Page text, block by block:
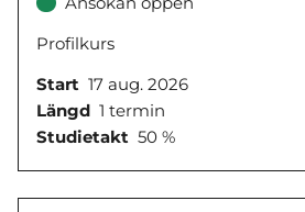
Profilkurs
Start 17 aug. 2026
Längd 1 termin
Studietakt 50 %